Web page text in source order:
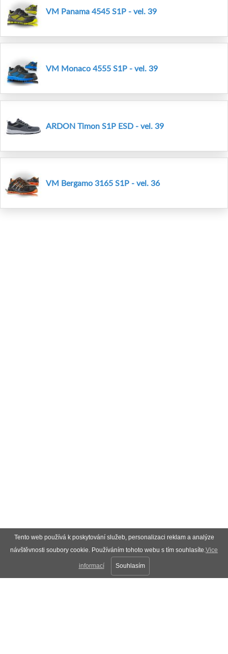
Tento web používá k poskytování služeb, personalizaci reklam a analýze
návštěvnosti soubory cookie. Používáním tohoto webu s tím souhlasíte.Vice
informací Souhlasím
VM Panama 4545 S1P - vel. 39
VM Monaco 4555 S1P - vel. 39
ARDON Timon S1P ESD - vel. 39
VM Bergamo 3165 S1P - vel. 36